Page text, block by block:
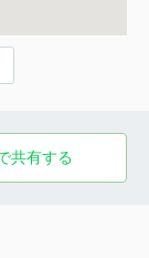
共有する